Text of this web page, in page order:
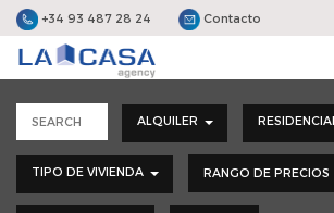
+34 93 487 28 24 Contacto
ALQUILER
TIPO DE VIVIENDA RANGO DE PRECIOS